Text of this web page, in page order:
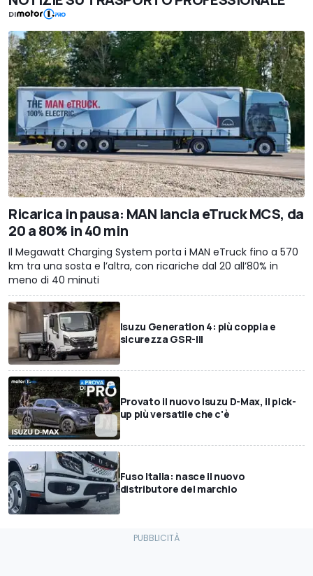
DI
Ricarica in pausa: MAN lancia eTruck MCS, da
20 a 80% in 40 min
Il Megawatt Charging System porta i MAN eTruck fino a 570
km tra una sosta e l’altra, con ricariche dal 20 all’80% in
meno di 40 minuti
Isuzu Generation 4: più coppia e
sicurezza GSR-III
Provato il nuovo Isuzu D-Max, il pick-
up più versatile che c'è
Fuso Italia: nasce il nuovo
distributore del marchio